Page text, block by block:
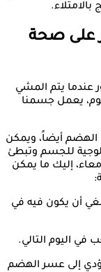
على صحة
عندما يتم المشي
يعمل جسمنا
أيضاً، ويمكن
للجسم وتبطئ
إليك ما يمكن
أن يكون فيه في
يؤدي إلى عسر الهضم